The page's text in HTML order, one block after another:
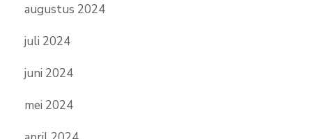
augustus 2024
juli 2024
juni 2024
mei 2024